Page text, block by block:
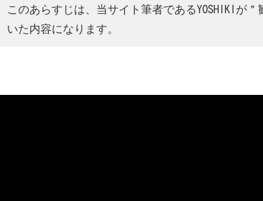
このあらすじは、当サイト筆者であるYOSHIKIが
いた内容になります。